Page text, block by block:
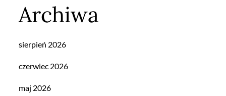
Archiwa
sierpień 2026
czerwiec 2026
maj 2026